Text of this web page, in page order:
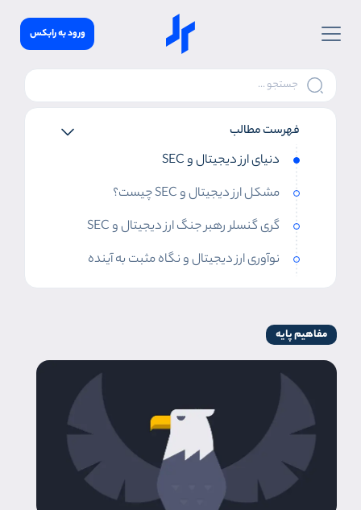
ورود به رابکس
فهرست مطالب
دنیای ارز دیجیتال و SEC
مشکل ارز دیجیتال و SEC چیست؟
گری گنسلر رهبر جنگ ارز دیجیتال و SEC
نوآوری ارز دیجیتال و نگاه مثبت به آینده
مفاهیم پایه